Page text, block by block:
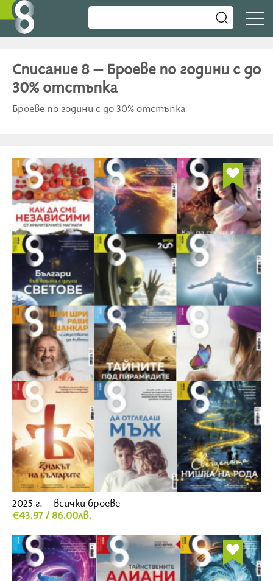
Списание 8 – Броеве по години с до
30% отстъпка
Броеве по години с до 30% отстъпка
2025 г. – всички броеве
€43.97 / 86.00лв.